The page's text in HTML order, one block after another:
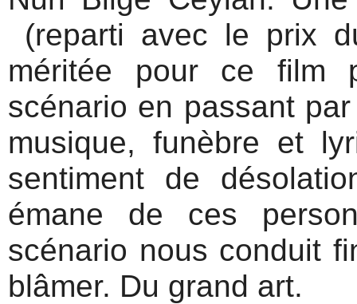
(reparti avec le prix
méritée pour ce film
scénario en passant
musique, funèbre et
sentiment de
émane de ces
scénario nous conduit
blâmer. Du grand art.